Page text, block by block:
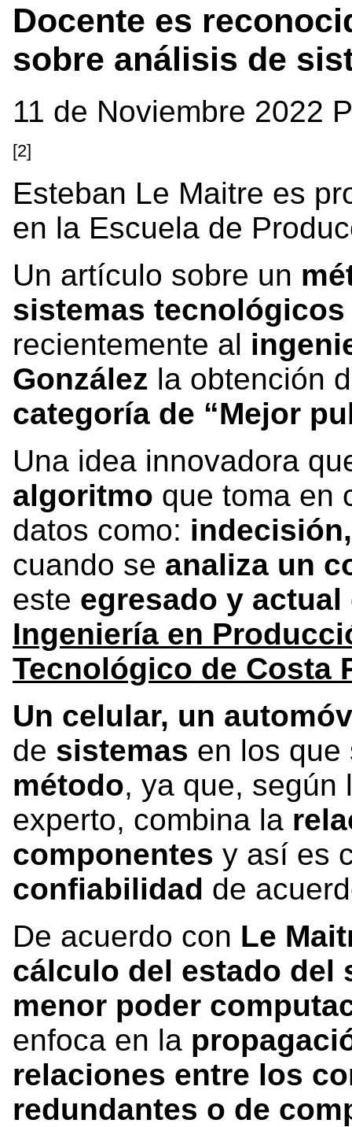
Docente es
sobre análisis de
11 de Noviembre 2022
[2]
Esteban Le Maitre es
en la Escuela de
Un artículo sobre un
sistemas
recientemente al
González la obtención
categoría de “Mejor
Una idea innovadora
algoritmo que toma en
datos como:
cuando se analiza un
este egresado y
Ingeniería en
Tecnológico de Costa
Un celular, un
de sistemas en los
método, ya que, según
experto, combina la
componentes y así es
confiabilidad de
De acuerdo con Le
cálculo del estado del
menor poder
enfoca en la
relaciones entre los
redundantes o de